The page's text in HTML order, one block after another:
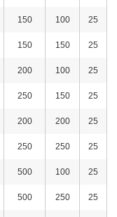
150 100 25
150 150 25
200 100 25
250 150 25
200 200 25
250 250 25
500 100 25
500 250 25